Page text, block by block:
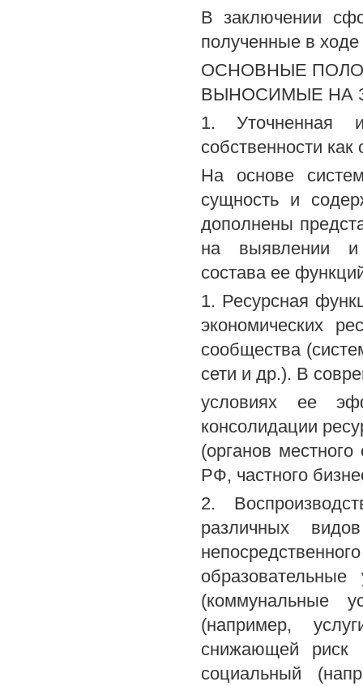
В заключении
полученные в
ОСНОВНЫЕ
ВЫНОСИМЫЕ НА
1. Уточненная и
собственности
На основе
сущность и
дополнены
на выявлении и
состава ее
1. Ресурсная
экономических
сообщества
сети и др.). В
условиях ее
консолидации
(органов
РФ, частного
2.
различных
(коммунальные
(например,
снижающей риск
социальный